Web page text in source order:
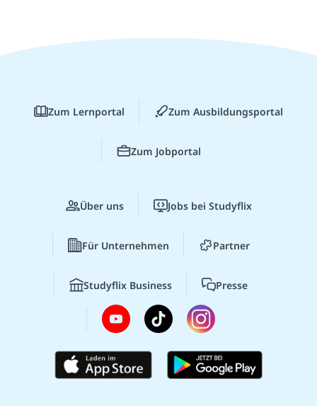
Zum Lernportal Zum Ausbildungsportal
Zum Jobportal
Über uns Jobs bei Studyflix
Für Unternehmen Partner
Studyflix Business Presse